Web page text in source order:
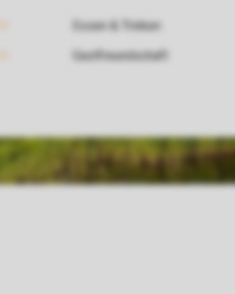
Essen & Trinken
Gastfreundschaft